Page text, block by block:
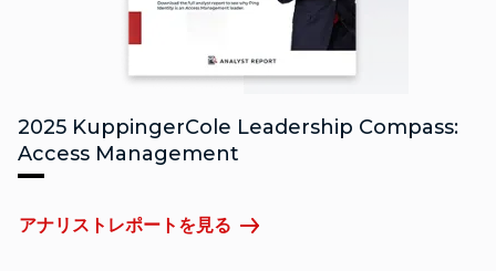
2025 KuppingerCole Leadership Compass:
Access Management
アナリストレポートを見る